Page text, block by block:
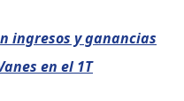
ingresos y ganancias
en el 1T